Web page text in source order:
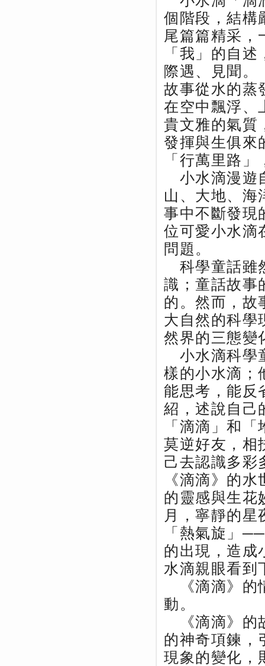
個階段，結構
尾篇篇精采，
「我」的自
際遇、見聞。
故事從水的蒸
在空中飄浮、
貴文雅的氣質
發揮與生俱來
「行萬里路
小水滴漫遊
山、大地、海
事中不斷發現
位可愛小水滴
問題。
科學童話雖
識；童話故事
的。然而，故
大自然的科學
然界的三態變
小水滴科學
樣的小水滴；
能思考，能反
紹，述說自己
「滴滴」和
莫逆好友，相
己去認識多彩
《滴滴》的
的靈感與生花
月，寧靜的
「熱氣旋」
的出現，造成
水滴親眼看到
《滴滴》的
動。
《滴滴》的
的神奇項鍊，
現象的變化，